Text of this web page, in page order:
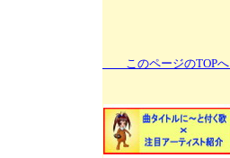
このページのTOPへ